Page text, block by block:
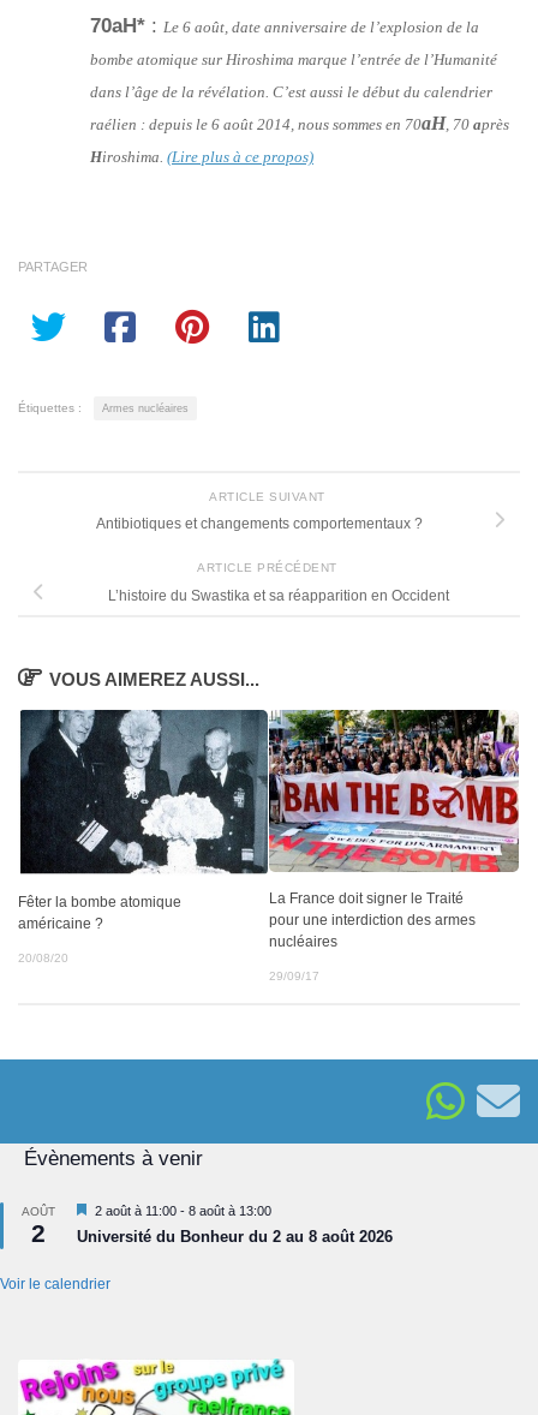
70aH* : Le 6 août, date anniversaire de l’explosion de la
bombe atomique sur Hiroshima marque l’entrée de l’Humanité
dans l’âge de la révélation. C’est aussi le début du calendrier
raélien : depuis le 6 août 2014, nous sommes en 70aH , 70 après
Hiroshima. (Lire plus à ce propos)
PARTAGER
Étiquettes : Armes nucléaires
ARTICLE SUIVANT
Antibiotiques et changements comportementaux ?
ARTICLE PRÉCÉDENT
L’histoire du Swastika et sa réapparition en Occident
VOUS AIMEREZ AUSSI...
Fêter la bombe atomique
américaine ?
20/08/20
La France doit signer le Traité
pour une interdiction des armes
nucléaires
29/09/17
Évènements à venir
AOÛT
2
Mis
en
avant
2 août à 11:00 - 8 août à 13:00
Université du Bonheur du 2 au 8 août 2026
Voir le calendrier